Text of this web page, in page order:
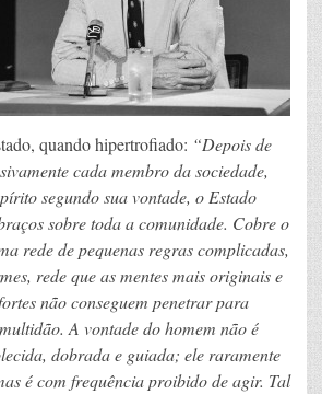
quando hipertrofiado: “Depois de
cada membro da sociedade,
segundo sua vontade, o Estado
sobre toda a comunidade. Cobre o
rede de pequenas regras complicadas,
rede que as mentes mais originais e
não conseguem penetrar para
A vontade do homem não é
dobrada e guiada; ele raramente
é com frequência proibido de agir. Tal